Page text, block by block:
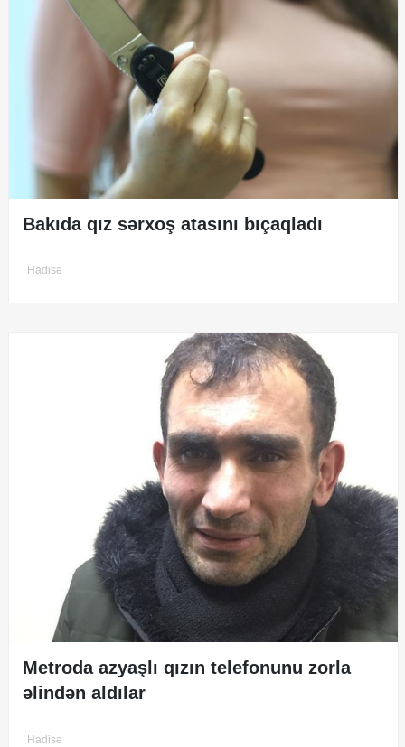
Bakıda qız sərxoş atasını bıçaqladı
Hadisə
Metroda azyaşlı qızın telefonunu zorla
əlindən aldılar
Hadisə